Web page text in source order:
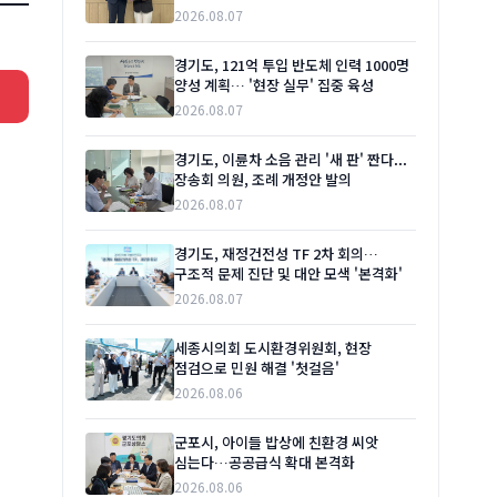
2026.08.07
경기도, 121억 투입 반도체 인력 1000명
양성 계획… '현장 실무' 집중 육성
2026.08.07
경기도, 이륜차 소음 관리 '새 판' 짠다...
장송회 의원, 조례 개정안 발의
2026.08.07
경기도, 재정건전성 TF 2차 회의…
구조적 문제 진단 및 대안 모색 '본격화'
2026.08.07
세종시의회 도시환경위원회, 현장
점검으로 민원 해결 '첫걸음'
2026.08.06
군포시, 아이들 밥상에 친환경 씨앗
심는다…공공급식 확대 본격화
2026.08.06